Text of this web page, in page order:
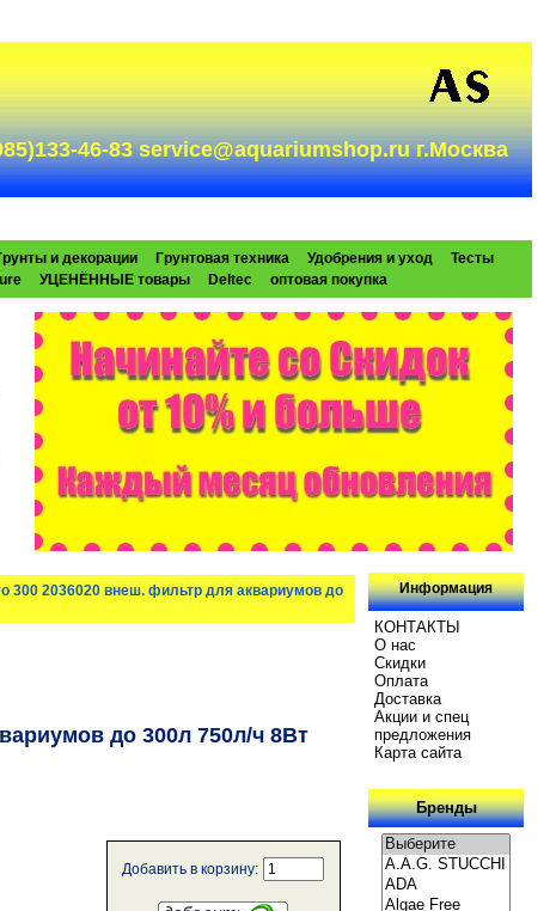
46-83 service@aquariumshop.ru г.Москва
и декорации Грунтовая техника Удобрения и уход
Тесты
УЦЕНЁННЫЕ товары Deltec оптовая покупка
300 2036020 внеш. фильтр для аквариумов до
до 300л 750л/ч 8Вт
Добавить в корзину:
Информация
КОНТАКТЫ
О нас
Скидки
Oплатa
Доставка
Акции и спец
предложения
Карта сайта
Бренды